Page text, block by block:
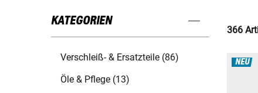
KATEGORIEN
Verschleiß- & Ersatzteile (86)
Öle & Pflege (13)
366
NEU